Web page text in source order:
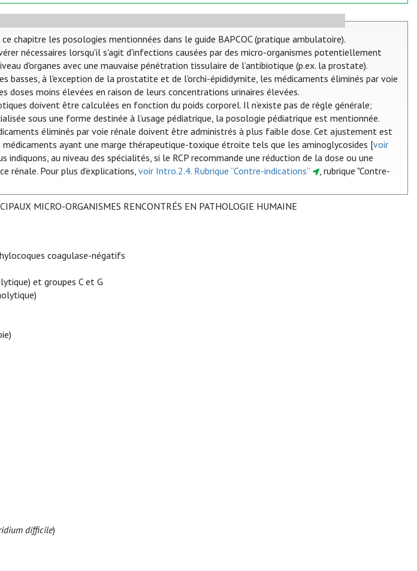
chapitre les posologies mentionnées dans le guide BAPCOC (pratique ambulatoire).
nécessaires lorsqu'il s'agit d'infections causées par des micro-organismes potentiellement
d'organes avec une mauvaise pénétration tissulaire de l’antibiotique (p.ex. la prostate).
basses, à l'exception de la prostatite et de l'orchi-épididymite, les médicaments éliminés par voie
doses moins élevées en raison de leurs concentrations urinaires élevées.
doivent être calculées en fonction du poids corporel. Il n’existe pas de règle générale;
sous une forme destinée à l’usage pédiatrique, la posologie pédiatrique est mentionnée.
éliminés par voie rénale doivent être administrés à plus faible dose. Cet ajustement est
ayant une marge thérapeutique-toxique étroite tels que les aminoglycosides [voir
indiquons, au niveau des spécialités, si le RCP recommande une réduction de la dose ou une
rénale. Pour plus d'explications,voir Intro.2.4. Rubrique “Contre-indications”
, rubrique "Contre-
MICRO-ORGANISMES RENCONTRÉS EN PATHOLOGIE HUMAINE
coagulase-négatifs
et groupes C et G
difficile)